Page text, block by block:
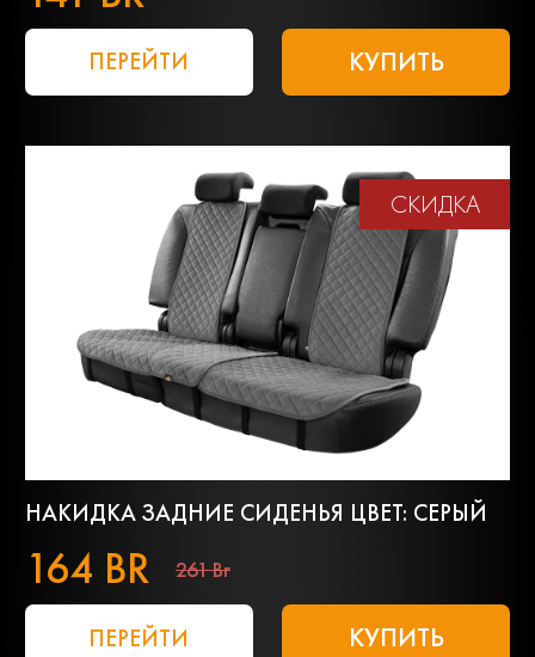
ПЕРЕЙТИ КУПИТЬ
СКИДКА
НАКИДКА ЗАДНИЕ СИДЕНЬЯ ЦВЕТ: СЕРЫЙ
164 BR 261 Br
ПЕРЕЙТИ КУПИТЬ